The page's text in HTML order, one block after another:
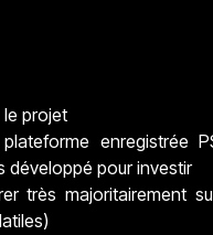
projet
enregistrée
développé pour investir
très majoritairement